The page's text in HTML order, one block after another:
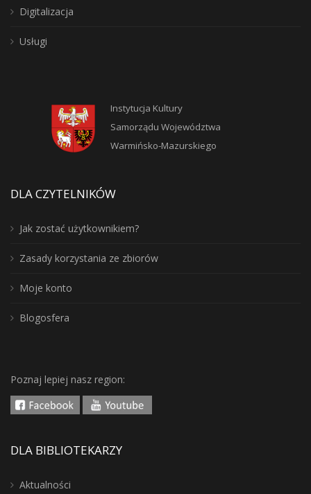
Digitalizacja
Usługi
Instytucja Kultury
Samorządu Województwa
Warmińsko-Mazurskiego
DLA CZYTELNIKÓW
Jak zostać użytkownikiem?
Zasady korzystania ze zbiorów
Moje konto
Blogosfera
Poznaj lepiej nasz region:
DLA BIBLIOTEKARZY
Aktualności